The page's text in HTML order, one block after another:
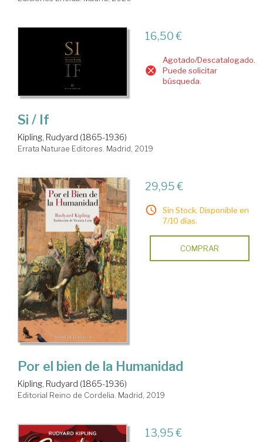
16,50 €
Agotado/Descatalogado.
Puede solicitar
búsqueda.
Si / If
Kipling, Rudyard (1865-1936)
Errata Naturae Editores. Madrid, 2019
29,95 €
Sin Stock. Disponible en
7/10 días.
COMPRAR
Por el bien de la Humanidad
Kipling, Rudyard (1865-1936)
Editorial Reino de Cordelia. Madrid, 2019
13,95 €